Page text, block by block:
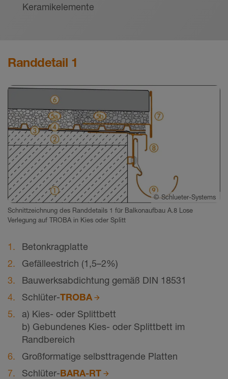
Keramikelemente
Randdetail 1
© Schlueter-Systems
Schnittzeichnung des Randdetails 1 für Balkonaufbau A.8 Lose
Verlegung auf TROBA in Kies oder Splitt
Betonkragplatte
Gefälleestrich (1,5–2%)
Bauwerksabdichtung gemäß DIN 18531
Schlüter-TROBA
a) Kies- oder Splittbett
b) Gebundenes Kies- oder Splittbett im
Randbereich
Großformatige selbsttragende Platten
Schlüter-BARA-RT